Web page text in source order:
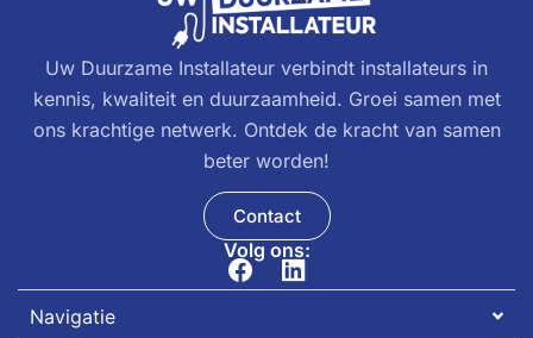
Uw Duurzame Installateur verbindt installateurs in
kennis, kwaliteit en duurzaamheid. Groei samen met
ons krachtige netwerk. Ontdek de kracht van samen
beter worden!
Contact
Volg ons:
Navigatie